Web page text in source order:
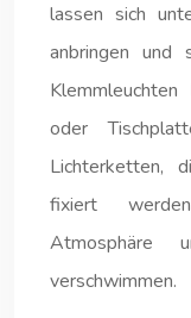
lassen sich
anbringen und
oder
Lichterketten,
fixiert
Atmosphäre
verschwimmen.